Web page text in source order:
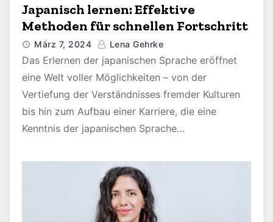
Japanisch lernen: Effektive
Methoden für schnellen Fortschritt
März 7, 2024 Lena Gehrke
Das Erlernen der japanischen Sprache eröffnet
eine Welt voller Möglichkeiten – von der
Vertiefung der Verständnisses fremder Kulturen
bis hin zum Aufbau einer Karriere, die eine
Kenntnis der japanischen Sprache…